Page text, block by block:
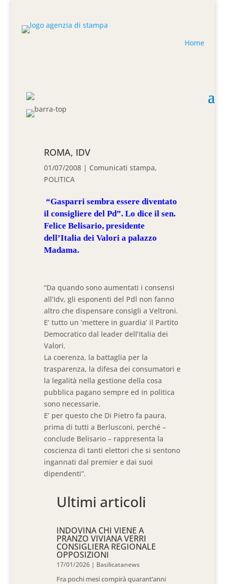
Home
ROMA, IDV
01/07/2008 | Comunicati stampa,
POLITICA
“Gasparri sembra essere diventato
il consigliere del Pd”. Lo dice il sen.
Felice Belisario, presidente
dell’Italia dei Valori a palazzo
Madama.
“Da quando sono aumentati i consensi
all’Idv, gli esponenti del Pdl non fanno
altro che dispensare consigli a Veltroni.
E’ tutto un ‘mettere in guardia’ il Partito
Democratico dal leader dell’Italia dei
Valori.
La coerenza, la battaglia per la
trasparenza, la difesa dei consumatori e
la legalità nella gestione della cosa
pubblica pagano sempre ed in politica
sono necessarie.
E’ per questo che Di Pietro fa paura,
prima di tutti a Berlusconi, perché –
conclude Belisario – rappresenta la
coscienza di tanti elettori che si sentono
ingannati dal premier e dai suoi
dipendenti”.
Ultimi articoli
INDOVINA CHI VIENE A
PRANZO VIVIANA VERRI
CONSIGLIERA REGIONALE
OPPOSIZIONI
17/01/2026 | Basilicatanews
Fra pochi mesi compirà quarant’anni